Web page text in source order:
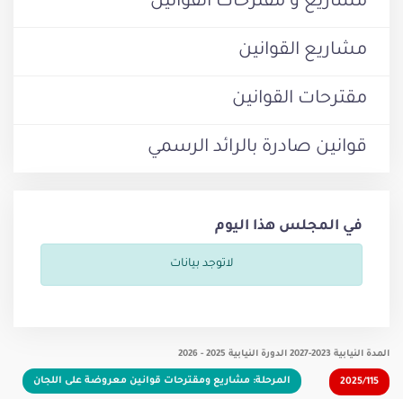
مشاريع القوانين
مقترحات القوانين
قوانين صادرة بالرائد الرسمي
في المجلس هذا اليوم
لاتوجد بيانات
المدة النيابية 2023-2027 الدورة النيابية 2025 - 2026
2025/115 المرحلة: مشاريع ومقترحات قوانين معروضة على اللجان